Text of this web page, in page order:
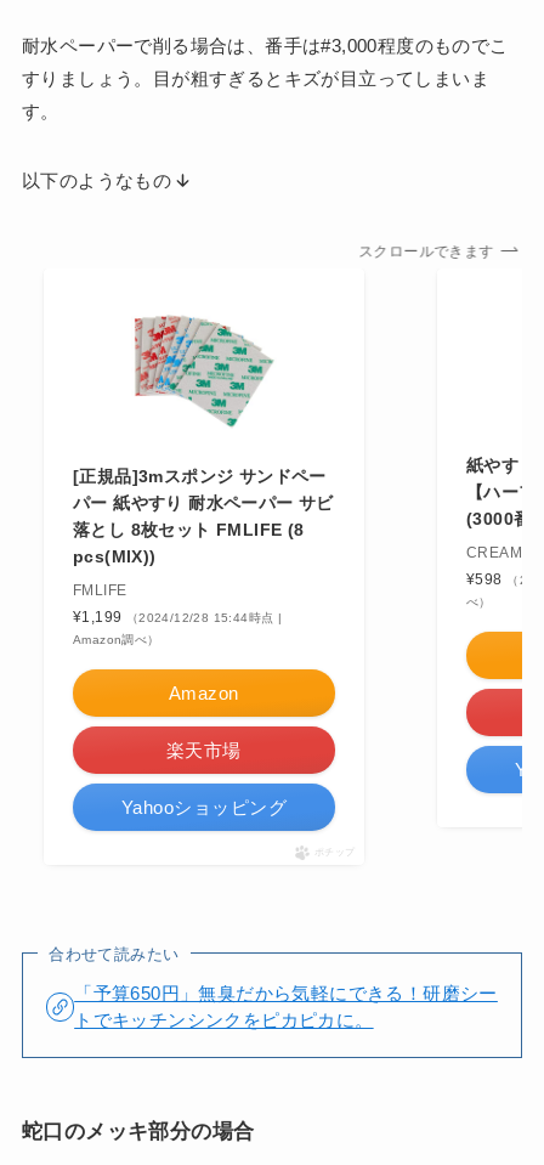
耐水ペーパーで削る場合は、番手は#3,000程度のものでこ
すりましょう。目が粗すぎるとキズが目立ってしまいま
す。
以下のようなもの
スクロールできます
[正規品]3mスポンジ サンドペー
パー 紙やすり 耐水ペーパー サビ
落とし 8枚セット FMLIFE (8
pcs(MIX))
FMLIFE
¥1,199
（2024/12/28 15:44時点 |
Amazon調べ）
Amazon
楽天市場
Yahooショッピング
ポチップ
紙やすり
【ハー
(3000番,
CREAM
¥598
（
べ）
合わせて読みたい
「予算650円」無臭だから気軽にできる！研磨シー
トでキッチンシンクをピカピカに。
蛇口のメッキ部分の場合